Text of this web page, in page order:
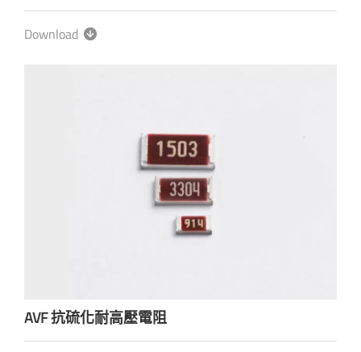
Download
AVF 抗硫化耐高壓電阻